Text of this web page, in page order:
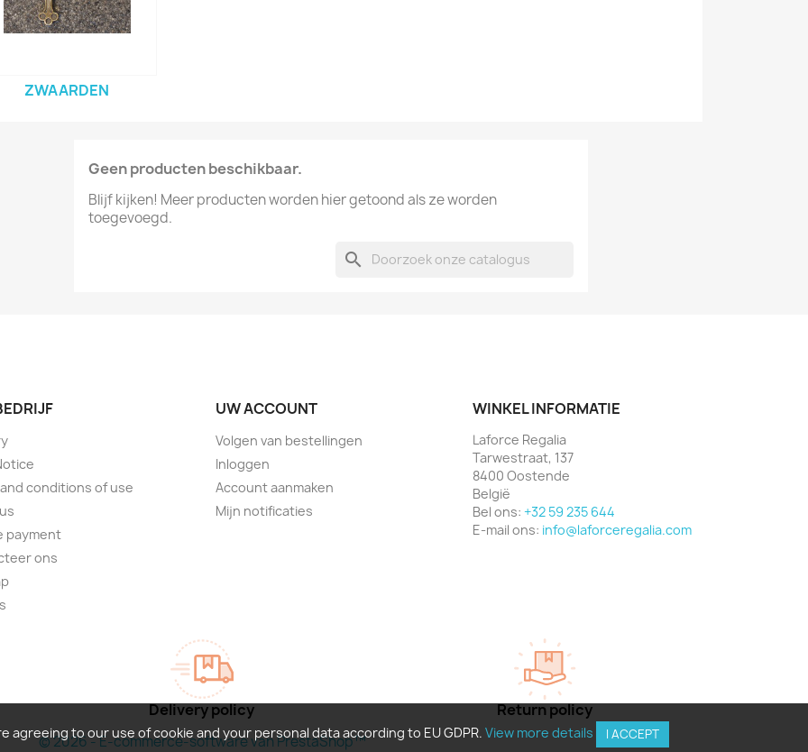
ZWAARDEN
Geen producten beschikbaar.
Blijf kijken! Meer producten worden hier getoond als ze worden
toegevoegd.
search
conditions of use
payment
ons
UW ACCOUNT
Volgen van bestellingen
Inloggen
Account aanmaken
Mijn notificaties
WINKEL INFORMATIE
Laforce Regalia
Tarwestraat, 137
8400 Oostende
België
Bel ons: +32 59 235 644
E-mail ons: info@laforceregalia.com
agreeing to our use of cookie and your personal data according to EU GDPR. View more details I ACCEPT
Delivery policy Return policy
© 2026 - E-commerce-software van PrestaShop™